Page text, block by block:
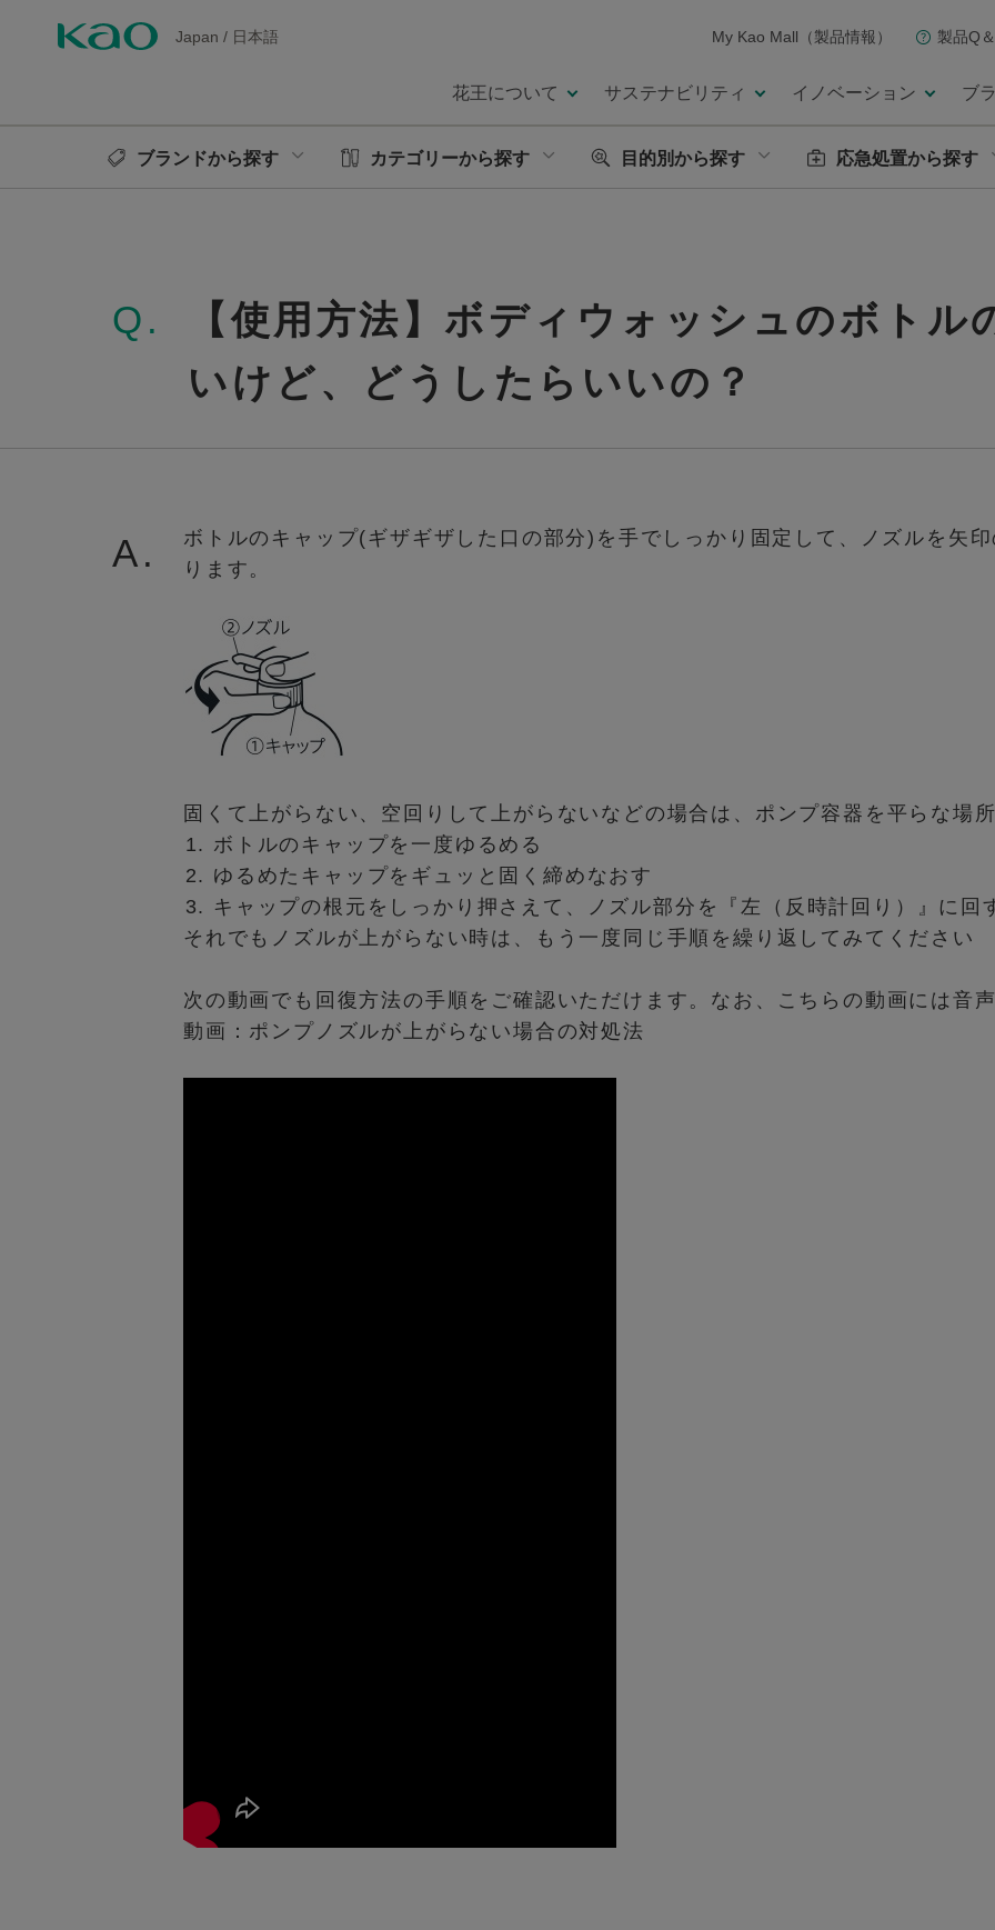
Japan / 日本語 My Kao Mall（製品情報） 製品Q
花王について サステナビリティ イノベーション ブ
ブランドから探す カテゴリーから探す 目的別から探す 応急処置から探す
Q.
【使用方法】ボディウォッシュのボト
いけど、どうしたらいいの？
A.
ボトルのキャップ(ギザギザした口の部分)を手でしっかり固定して、ノズルを矢
ります。
固くて上がらない、空回りして上がらないなどの場合は、ポンプ容器を平らな場
ボトルのキャップを一度ゆるめる
ゆるめたキャップをギュッと固く締めなおす
キャップの根元をしっかり押さえて、ノズル部分を『左（反時計回り）』に回
それでもノズルが上がらない時は、もう一度同じ手順を繰り返してみてください
次の動画でも回復方法の手順をご確認いただけます。なお、こちらの動画には音
動画：ポンプノズルが上がらない場合の対処法